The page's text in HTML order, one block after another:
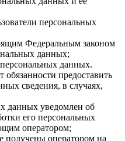
персональных
Федеральным законом
данных;
данных.
предоставить
сведения, в случаях,
данных уведомлен об
его персональных
оператором;
получены оператором на